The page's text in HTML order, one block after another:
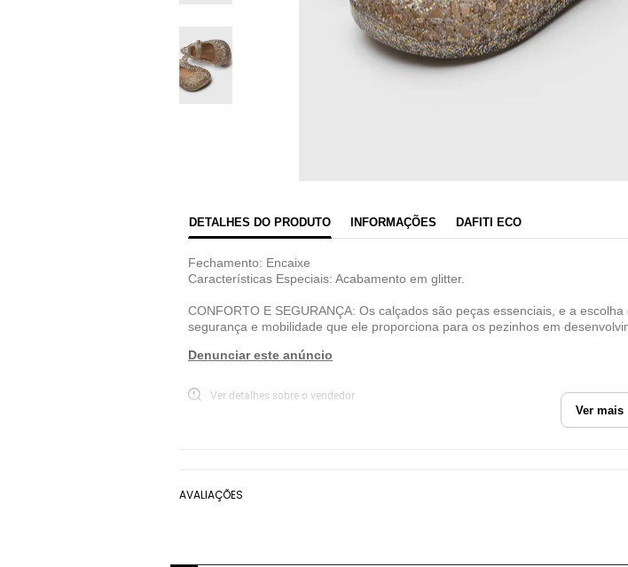
Fechar
Dafiti
Dafiti Group
11.200.418/0006-73
DETALHES DO PRODUTO INFORMAÇÕES DAFITI ECO
Ver mais
Fechamento: Encaixe
Características Especiais: Acabamento em glitter.
CONFORTO E SEGURANÇA: Os calçados são peças essenciais, e a
segurança e mobilidade que ele proporciona para os pezinhos em
Denunciar este anúncio
Ver detalhes sobre o vendedor
AVALIAÇÕES